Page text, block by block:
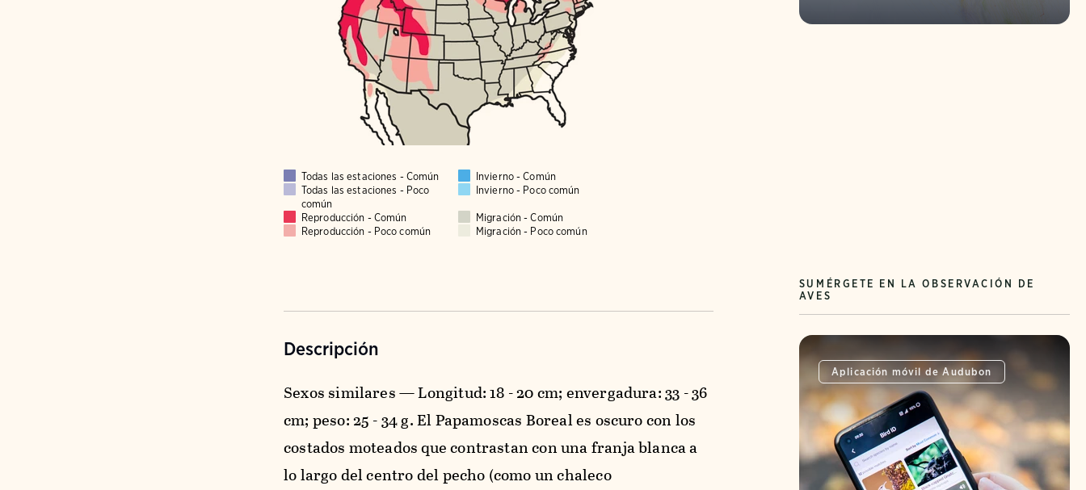
Todas las estaciones - Común
Invierno - Común
Todas las estaciones - Poco
común
Invierno - Poco común
Reproducción - Común
Migración - Común
Reproducción - Poco común
Migración - Poco común
Descripción
Sexos similares — Longitud: 18 - 20 cm; envergadura: 33 - 36
cm; peso: 25 - 34 g. El Papamoscas Boreal es oscuro con los
costados moteados que contrastan con una franja blanca a
lo largo del centro del pecho (como un chaleco
SUMÉRGETE EN LA OBSERVACIÓN DE
AVES
Aplicación móvil de Audubon